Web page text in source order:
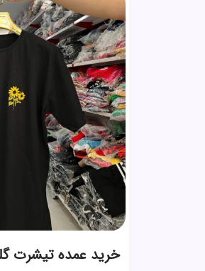
خرید عمده تیشرت